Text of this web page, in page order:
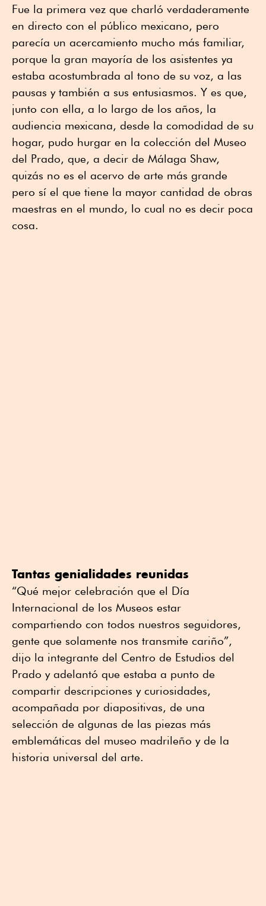
Fue la primera vez que charló verdaderamente
en directo con el público mexicano, pero
parecía un acercamiento mucho más familiar,
porque la gran mayoría de los asistentes ya
estaba acostumbrada al tono de su voz, a las
pausas y también a sus entusiasmos. Y es que,
junto con ella, a lo largo de los años, la
audiencia mexicana, desde la comodidad de su
hogar, pudo hurgar en la colección del Museo
del Prado, que, a decir de Málaga Shaw,
quizás no es el acervo de arte más grande
pero sí el que tiene la mayor cantidad de obras
maestras en el mundo, lo cual no es decir poca
cosa.
Tantas genialidades reunidas
“Qué mejor celebración que el Día
Internacional de los Museos estar
compartiendo con todos nuestros seguidores,
gente que solamente nos transmite cariño”,
dijo la integrante del Centro de Estudios del
Prado y adelantó que estaba a punto de
compartir descripciones y curiosidades,
acompañada por diapositivas, de una
selección de algunas de las piezas más
emblemáticas del museo madrileño y de la
historia universal del arte.